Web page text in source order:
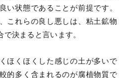
い状態であることが前提です。
これらの良し悪しは、粘土鉱物
決まると言います。
ほくほくした感じの土が多いで
的多く含まれるのが腐植物質で